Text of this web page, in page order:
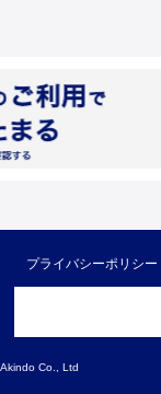
プライバシーポリシー
Co., Ltd